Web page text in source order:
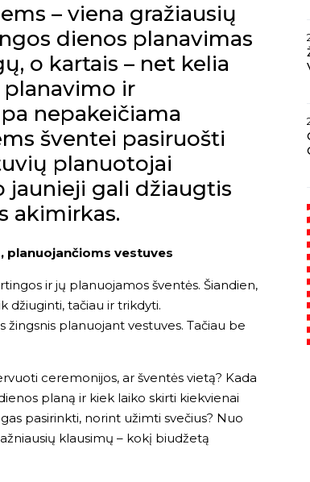
– viena gražiausių
dienos planavimas
o kartais – net kelia
ir
nepakeičiama
šventei pasiruošti
planuotojai
jaunieji gali džiaugtis
akimirkas.
planuojančioms vestuves
ir jų planuojamos šventės. Šiandien,
džiuginti, tačiau ir trikdyti.
planuojant vestuves. Tačiau be
ceremonijos, ar šventės vietą? Kada
planą ir kiek laiko skirti kiekvienai
pasirinkti, norint užimti svečius? Nuo
klausimų – kokį biudžetą